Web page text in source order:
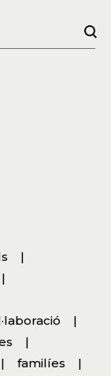
familíes